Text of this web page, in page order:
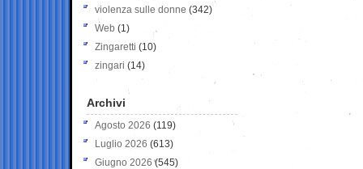
violenza sulle donne (342)
Web (1)
Zingaretti (10)
zingari (14)
Archivi
Agosto 2026 (119)
Luglio 2026 (613)
Giugno 2026 (545)